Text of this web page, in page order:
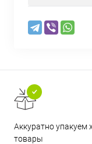
Аккуратно упакуем
товары